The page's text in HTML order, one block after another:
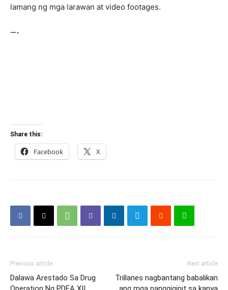
lamang ng mga larawan at video footages.
—-
Share this:
Facebook X
Previous article
Dalawa Arestado Sa Drug
Next article
Trillanes nagbantang babalikan